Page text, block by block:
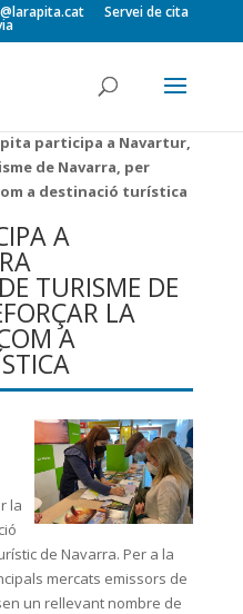
Servei de cita
participa a Navartur,
de Navarra, per
a destinació turística
A
TURISME DE
LA
A
la
de Navarra. Per a la
mercats emissors de
un rellevant nombre de